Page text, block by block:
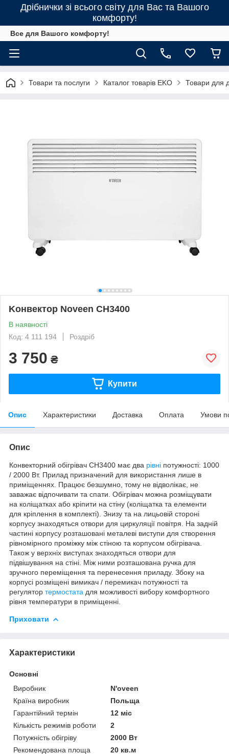
Дрібнички зі всього світу для Вас та Вашого
комфорту!
Все для Вашого комфорту!
Товари та послуги Каталог товарів EKO Товари для
Kонвектор Noveen CH3400
В наявності
Код: 4 111 194
Роздріб
3 750 ₴
Купити
Опис Характеристики Доставка Оплата Умови
Опис
Конвекторний обігрівач CH3400 має два рівні потужності: 1000
/ 2000 Вт. Прилад призначений для використання лише в
приміщеннях. Працює безшумно, тому не відволікає, не
заважає відпочивати та спати. Обігрівач можна розміщувати
на коліщатках або кріпити на стіну (коліщатка та елементи
для кріплення в комплекті). Знизу та на лицьовій стороні
корпусу знаходяться отвори для циркуляції повітря. На задній
частині корпусу розташовані металеві виступи для створення
рівномірного проміжку між стіною та корпусом обігрівача.
Також у верхніх виступах знаходяться отвори для
підвішування на стіні. Між ними розташована ручка для
зручного переміщення та перенесення приладу. Збоку на
корпусі розміщені вимикач / перемикач потужності та
регулятор термостата для можливості вибору комфортного
рівня температури в приміщенні.
Приховати
Характеристики
Основні
Виробник
N'oveen
Країна виробник
Польща
Гарантійний термін
12 міс
Кількість режимів роботи
2
Потужність обігріву
2000 Вт
Рекомендована площа
20 кв.м